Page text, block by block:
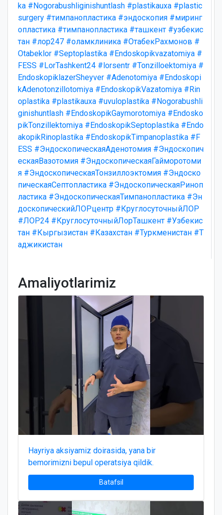
ka #Nogorabushliginishuntlash #plastikauxa #plastic
surgery #тимпанопластика #эндоскопия #миринг
опластика #тимпанопластика #ташкент #узбекис
тан #лор247 #оламклиника #ОтабекРахмонов #
Otabeklor #Septoplastika #Endoskopikvazatomiya #
FESS #LorTashkent24 #lorsentr #Tonzilloektomiya #
EndoskopiklazerSheyver #Adenotomiya #Endoskopi
kAdenotonzillotomiya #EndoskopikVazatomiya #Rin
oplastika #plastikauxa #uvuloplastika #Nogorabushli
ginishuntlash #EndoskopikGaymorotomiya #Endosko
pikTonzillektomiya #EndoskopikSeptoplastika #Endo
akopikRinoplastika #EndoskopikTimpanoplastika #F
ESS #ЭндоскопическаяАденотомия #Эндоскопич
ескаяВазотомия #ЭндоскопическаяГайморотоми
я #ЭндоскопическаяТонзиллоэктомия #Эндоско
пическаяСептопластика #ЭндоскопическаяРиноп
ластика #ЭндоскопическаяТимпанопластика #Эн
доскопическийЛОРцентр #КруглосуточныйЛОР
#ЛОР24 #КруглосуточныйЛорТашкент #Узбекис
тан #Кыргызистан #Казахстан #Туркменистан #Т
аджикистан
Amaliyotlarimiz
Hayriya aksiyamiz doirasida, yana bir
bemorimizni bepul operatsiya qildik.
Batafsil